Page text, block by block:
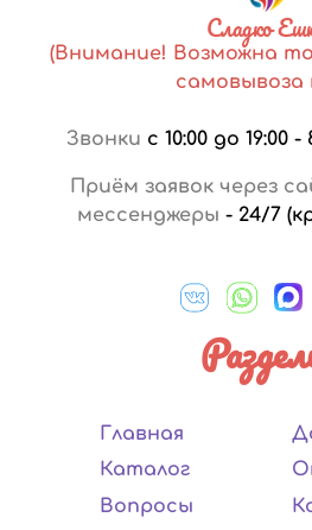
Сладко
(Внимание! Возможна
самовывоза
Звонки с 10:00 до 19:00 -
Приём заявок через
мессенджеры - 24/7
Главная
Каталог
Вопросы